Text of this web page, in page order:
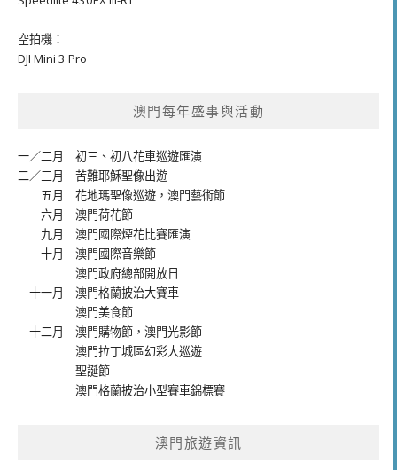
空拍機：
DJI Mini 3 Pro
澳門每年盛事與活動
一／二月 初三、初八花車巡遊匯演
二／三月 苦難耶穌聖像出遊
五月 花地瑪聖像巡遊 ， 澳門藝術節
六月 澳門荷花節
九月 澳門國際煙花比賽匯演
十月 澳門國際音樂節
澳門政府總部開放日
十一月 澳門格蘭披治大賽車
澳門美食節
十二月 澳門購物節 ， 澳門光影節
澳門拉丁城區幻彩大巡遊
聖誕節
澳門格蘭披治小型賽車錦標賽
澳門旅遊資訊